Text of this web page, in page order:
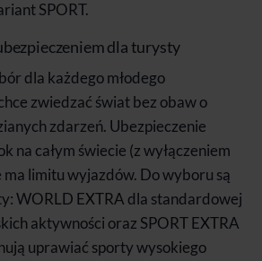
SPORT.
dla turysty
dla każdego młodego
zwiedzać świat bez obaw o
zdarzeń. Ubezpieczenie
na całym świecie (z wyłączeniem
ma limitu wyjazdów. Do wyboru są
WORLD EXTRA dla standardowej
aktywności oraz SPORT EXTRA
uprawiać sporty wysokiego